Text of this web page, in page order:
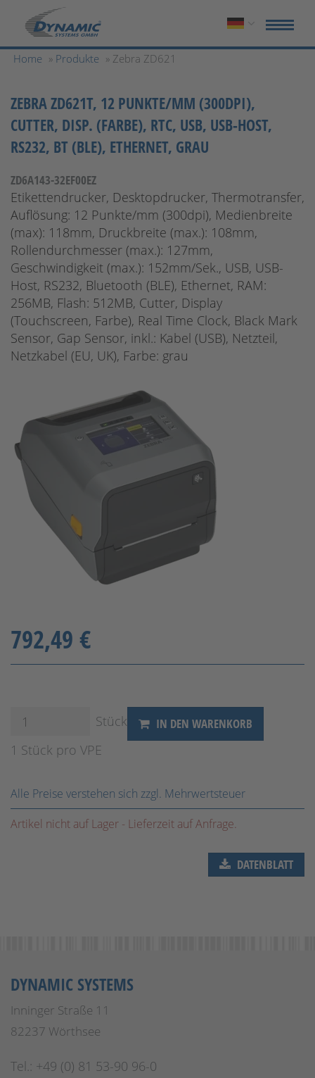
Home » Produkte » Zebra ZD621
ZEBRA ZD621T, 12 PUNKTE/MM (300DPI),
CUTTER, DISP. (FARBE), RTC, USB, USB-HOST,
RS232, BT (BLE), ETHERNET, GRAU
ZD6A143-32EF00EZ
Etikettendrucker, Desktopdrucker, Thermotransfer,
Auflösung: 12 Punkte/mm (300dpi), Medienbreite
(max): 118mm, Druckbreite (max.): 108mm,
Rollendurchmesser (max.): 127mm,
Geschwindigkeit (max.): 152mm/Sek., USB, USB-
Host, RS232, Bluetooth (BLE), Ethernet, RAM:
256MB, Flash: 512MB, Cutter, Display
(Touchscreen, Farbe), Real Time Clock, Black Mark
Sensor, Gap Sensor, inkl.: Kabel (USB), Netzteil,
Netzkabel (EU, UK), Farbe: grau
792,49 €
Stück IN DEN WARENKORB
1 Stück pro VPE
Alle Preise verstehen sich zzgl. Mehrwertsteuer
Artikel nicht auf Lager - Lieferzeit auf Anfrage.
DATENBLATT
DYNAMIC SYSTEMS
Inninger Straße 11
82237 Wörthsee
Tel.: +49 (0) 81 53-90 96-0